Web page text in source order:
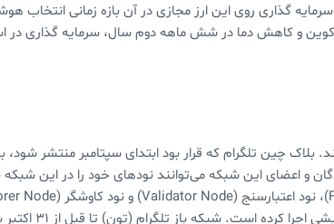
گذاری روی این ارز مجازی در آن بازه زمانی انتخاب
و کاهش دما در شش ماهه دوم سال، سرمایه گذاری در
بلاک چین تلگرام که قرار بود ابتدای سپتامبر منتشر شود،
و اعضای این شبکه می‌توانند نودهای خود را در این شبکه
بنا بر گزارش‌ها، تلگرام حدودا ۱۰۰